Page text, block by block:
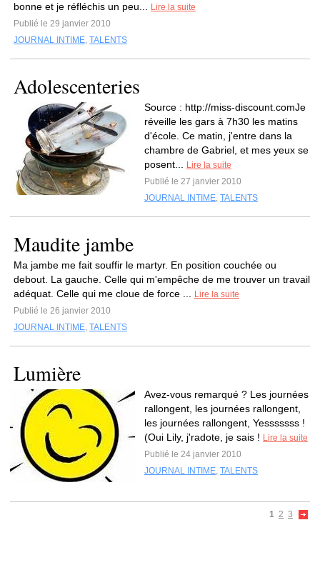
bonne et je réfléchis un peu...
Lire la suite
Publié le 29 janvier 2010
JOURNAL INTIME, TALENTS
Adolescenteries
Source : http://miss-discount.comJe
réveille les gars à 7h30 les matins
d'école. Ce matin, j'entre dans la
chambre de Gabriel, et mes yeux se
posent...
Lire la suite
Publié le 27 janvier 2010
JOURNAL INTIME, TALENTS
Maudite jambe
Ma jambe me fait souffir le martyr. En position couchée ou
debout. La gauche. Celle qui m'empêche de me trouver un travail
adéquat. Celle qui me cloue de force ...
Lire la suite
Publié le 26 janvier 2010
JOURNAL INTIME, TALENTS
Lumière
Avez-vous remarqué ? Les journées
rallongent, les journées rallongent,
les journées rallongent, Yesssssss !
(Oui Lily, j'radote, je sais ! Lire la suite
Publié le 24 janvier 2010
JOURNAL INTIME, TALENTS
1 2 3